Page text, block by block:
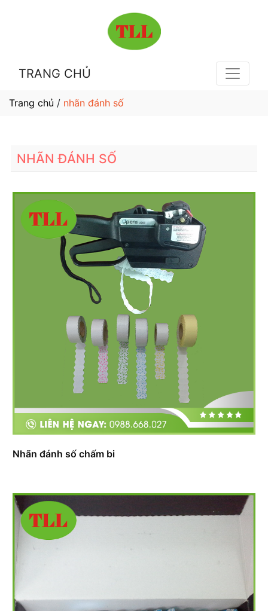
TRANG CHỦ
Trang chủ / nhãn đánh số
NHÃN ĐÁNH SỐ
Nhãn đánh số chấm bi